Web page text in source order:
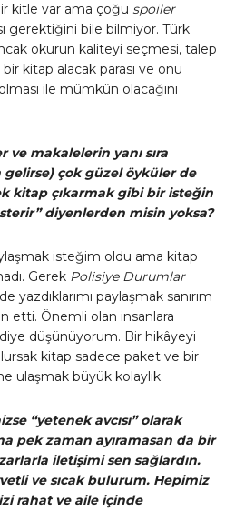
kitle var ama çoğu spoiler
gerektiğini bile bilmiyor. Türk
okurun kaliteyi seçmesi, talep
kitap alacak parası ve onu
ile mümkün olacağını
makalelerin yanı sıra
çok güzel öyküler de
kitap çıkarmak gibi bir isteğin
diyenlerden misin yoksa?
isteğim oldu ama kitap
Gerek Polisiye Durumlar
yazdıklarımı paylaşmak sanırım
etti. Önemli olan insanlara
düşünüyorum. Bir hikâyeyi
kitap sadece paket ve bir
ulaşmak büyük kolaylık.
“yetenek avcısı” olarak
pek zaman ayıramasan da bir
iletişimi sen sağlardın.
ve sıcak bulurum. Hepimiz
rahat ve aile içinde